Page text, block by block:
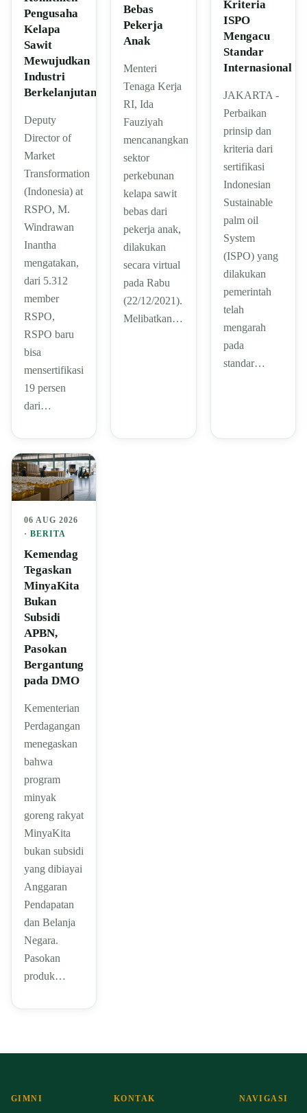
Pengusaha
Kelapa
Sawit
Mewujudkan
Industri
Berkelanjutan
Deputy
Director of
Market
Transformation
(Indonesia) at
RSPO, M.
Windrawan
Inantha
mengatakan,
dari 5.312
member
RSPO,
RSPO baru
bisa
mensertifikasi
19 persen
dari…
Bebas
Pekerja
Anak
Menteri
Tenaga Kerja
RI, Ida
Fauziyah
mencanangkan
sektor
perkebunan
kelapa sawit
bebas dari
pekerja anak,
dilakukan
secara virtual
pada Rabu
(22/12/2021).
Melibatkan…
Kriteria
ISPO
Mengacu
Standar
Internasional
JAKARTA -
Perbaikan
prinsip dan
kriteria dari
sertifikasi
Indonesian
Sustainable
palm oil
System
(ISPO) yang
dilakukan
pemerintah
telah
mengarah
pada
standar…
06 AUG 2026
· BERITA
Kemendag
Tegaskan
MinyaKita
Bukan
Subsidi
APBN,
Pasokan
Bergantung
pada DMO
Kementerian
Perdagangan
menegaskan
bahwa
program
minyak
goreng rakyat
MinyaKita
bukan subsidi
yang dibiayai
Anggaran
Pendapatan
dan Belanja
Negara.
Pasokan
produk…
GIMNI KONTAK NAVIGASI